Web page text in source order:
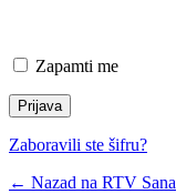
Zapamti me
Zaboravili ste šifru?
← Nazad na RTV Sana